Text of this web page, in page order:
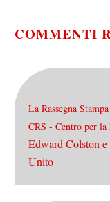
COMMENTI
La Rassegna
CRS - Centro per
Edward Colston
Unito